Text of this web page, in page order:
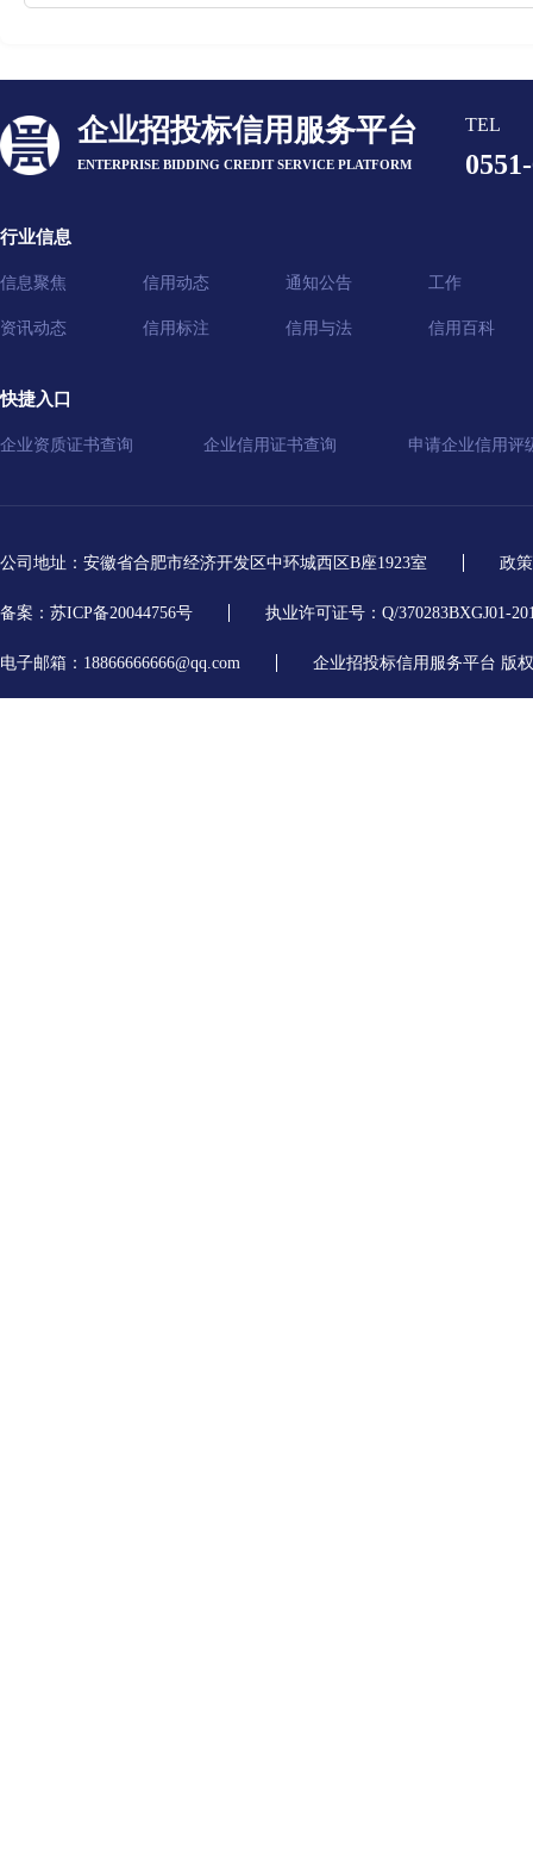
企业招投标信用服务平台
ENTERPRISE BIDDING CREDIT SERVICE PLATFORM
TEL
行业信息
信息聚焦 信用动态 通知公告 工作
资讯动态 信用标注 信用与法 信用百科
快捷入口
企业资质证书查询 企业信用证书查询 申请企业信用评
公司地址：安徽省合肥市经济开发区中环城西区B座1923室 政
备案：苏ICP备20044756号 执业许可证号：Q/370283BXGJ01-
电子邮箱：18866666666@qq.com 企业招投标信用服务平台 版